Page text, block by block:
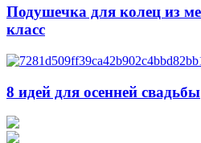
Подушечка для колец из
класс
8 идей для осенней свадьбы